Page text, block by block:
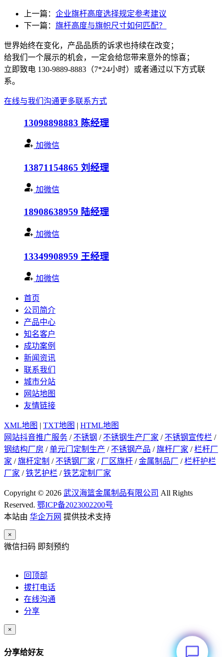
上一篇： 企业旗杆高度选择规定参考建议
下一篇： 旗杆高度与旗帜尺寸如何匹配？
世界始终在变化，产品品质的诉求也持续在改变；
给我们一个展示的机会，一定会给您带来意外的惊喜；
立即致电 130-9889-8883（7*24小时）或者通过以下方式联
系。
在线与我们沟通更多联系方式
13098898883 陈经理
加微信
13871154865 刘经理
加微信
18908638959 陆经理
加微信
13349908959 王经理
加微信
首页
公司简介
产品中心
知名客户
成功案例
新闻资讯
联系我们
城市分站
网站地图
友情链接
XML地图 | TXT地图 | HTML地图
网站抖音推广服务 / 不锈钢 / 不锈钢生产厂家 / 不锈钢宣传栏 /
钢结构厂房 /单元门定制生产 / 不锈钢产品 /旗杆厂家 /栏杆厂
家 /旗杆定制 / 不锈钢厂家 / 厂区旗杆 /金属制品厂 /栏杆护栏
厂家 /铁艺护栏 /铁艺定制厂家
Copyright © 2026 武汉海篮金属制品有限公司 All Rights
Reserved. 鄂ICP备2023002200号
本站由 华企万网 提供技术支持
×
微信扫码 即刻预约
回顶部
拔打电话
在线沟通
分享
×
分享给好友